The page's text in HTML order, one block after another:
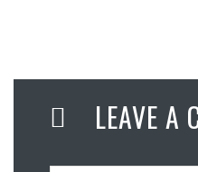
LEAVE A